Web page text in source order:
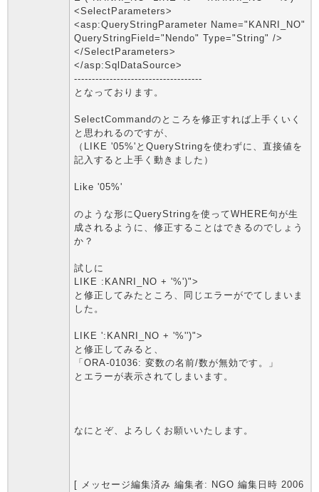
<SelectParameters>
<asp:QueryStringParameter Name="KANRI_NO"
QueryStringField="Nendo" Type="String" />
</SelectParameters>
</asp:SqlDataSource>
------------------------------------
となっております。
SelectCommandのところを修正すれば上手くいく
と思われるのですが、
（LIKE '05%'とQueryStringを使わずに、直接値を
記入すると上手く動きました）
Like '05%'
のような形にQueryStringを使ってWHERE句が生
成されるように、修正することはできるのでしょう
か？
試しに
LIKE :KANRI_NO + '%')">
と修正してみたところ、同じエラーがでてしまいま
した。
LIKE ':KANRI_NO + '%'')">
と修正してみると、
「ORA-01036: 変数の名前/数が無効です。」
とエラーが表示されてしまいます。
なにとぞ、よろしくお願いいたします。
[ メッセージ編集済み 編集者: NGO 編集日時 2006